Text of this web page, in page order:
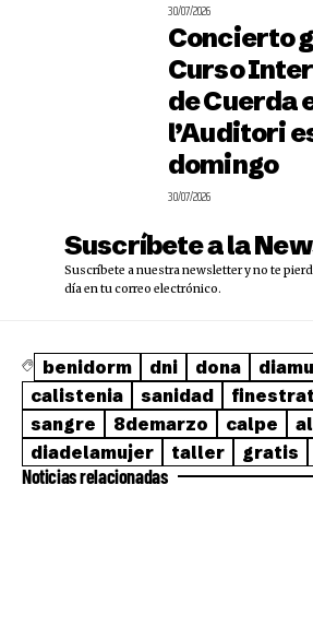
30/07/2026
Concierto
Curso
de Cuerda
l’Auditori
domingo
30/07/2026
Suscríbete a la
Suscríbete a nuestra newsletter y no te
día en tu correo electrónico.
benidorm dni dona
calistenia
sanidad finestrat
sangre
8demarzo calpe
diadelamujer
taller gratis
Noticias relacionadas